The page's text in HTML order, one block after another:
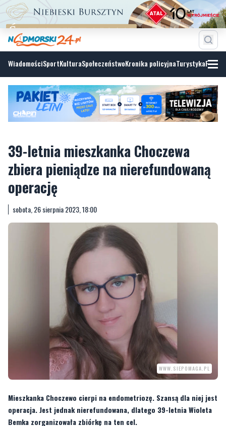
WiadomościSportKulturaSpołeczeństwoKronika policyjnaTurystyka
39-letnia mieszkanka Choczewa
zbiera pieniądze na nierefundowaną
operację
sobota, 26 sierpnia 2023, 18:00
WWW.SIEPOMAGA.PL
Mieszkanka Choczewo cierpi na endometriozę. Szansą dla niej jest
operacja. Jest jednak nierefundowana, dlatego 39-letnia Wioleta
Bemka zorganizowała zbiórkę na ten cel.